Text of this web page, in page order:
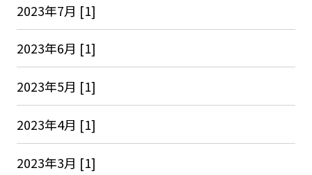
2023年7月 [1]
2023年6月 [1]
2023年5月 [1]
2023年4月 [1]
2023年3月 [1]